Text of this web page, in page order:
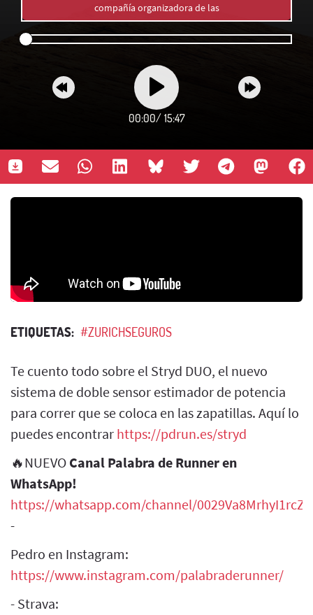
compañía organizadora de las
00:00/ 15:47
ETIQUETAS: #ZURICHSEGUROS
Te cuento todo sobre el Stryd DUO, el nuevo
sistema de doble sensor estimador de potencia
para correr que se coloca en las zapatillas. Aquí lo
puedes encontrar https://pdrun.es/stryd
🔥NUEVO Canal Palabra de Runner en
WhatsApp!
https://whatsapp.com/channel/
-
Pedro en Instagram:
https://www.instagram.com/palabraderunner/
- Strava: